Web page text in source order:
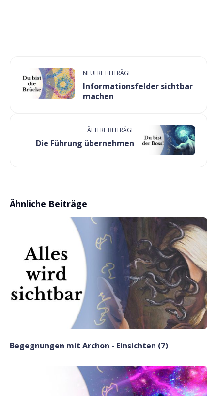
NEUERE BEITRÄGE
Informationsfelder sichtbar
machen
ÄLTERE BEITRÄGE
Die Führung übernehmen
Ähnliche Beiträge
Begegnungen mit Archon - Einsichten (7)